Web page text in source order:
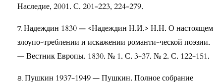
Наследие, 2001. С. 201-223, 224-279.
Надеждин 1830 — <Надеждин Н.И.> Н.Н. О настоящем
злоупо-треблении и искажении романти-ческой поэзии.
— Вестник Европы. 1830. № 1. С. 3-37. № 2. С. 122-151.
Пушкин 1937-1949 — Пушкин. Полное собрание